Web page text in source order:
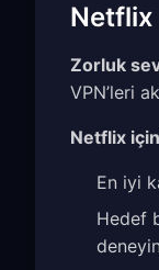
Netflix
Zorluk
VPN’leri
Netflix
En iyi
Hedef
deneyin